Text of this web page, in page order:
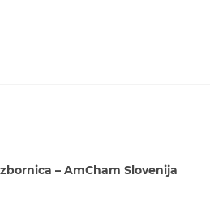
– AmCham Slovenija